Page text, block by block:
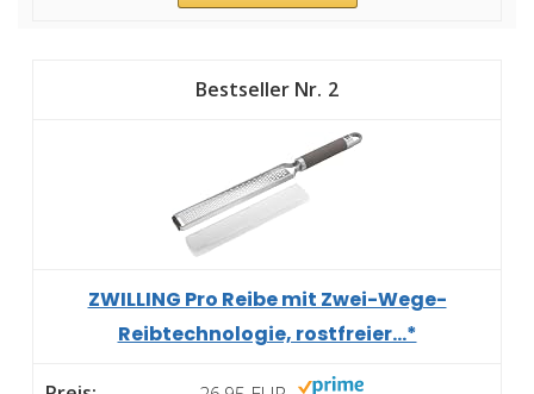
2
ZWILLING Pro Reibe mit Zwei-Wege-
Reibtechnologie, rostfreier...*